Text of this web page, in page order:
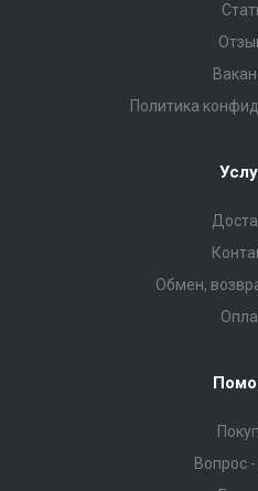
Политика
Обмен,
Вопрос